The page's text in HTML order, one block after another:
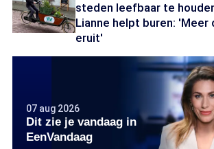
steden leefbaar te
Lianne helpt buren:
eruit'
07 aug 2026
Dit zie je vandaag in
EenVandaag